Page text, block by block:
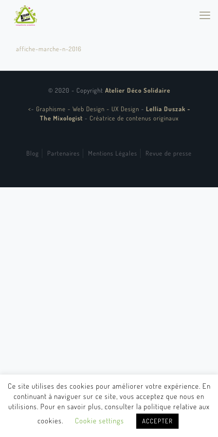
affiche-marche-n-2016
© 2020 - Copyright Atelier Déco Solidaire
<- Graphisme - Web Design - UX Design - Lellia Duszak -
The Mixologist - Créatrice de contenus originaux
Blog Partenaires Mentions Légales Revue de presse
Ce site utilises des cookies pour améliorer votre expérience. En
continuant à naviguer sur ce site, vous acceptez que nous en
utilisions. Pour en savoir plus, consulter la politique relative aux
cookies.
Cookie settings ACCEPTER